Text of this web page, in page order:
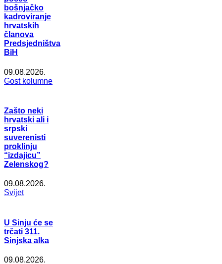
bošnjačko
kadroviranje
hrvatskih
članova
Predsjedništva
BiH
09.08.2026.
Gost kolumne
Zašto neki
hrvatski ali i
srpski
suverenisti
proklinju
“izdajicu”
Zelenskog?
09.08.2026.
Svijet
U Sinju će se
trčati 311.
Sinjska alka
09.08.2026.